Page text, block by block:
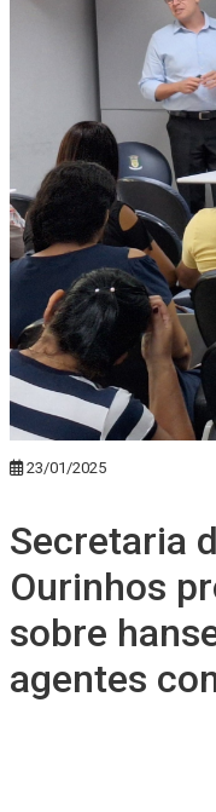
23/01/2025
Secretaria
Ourinhos
sobre
agentes